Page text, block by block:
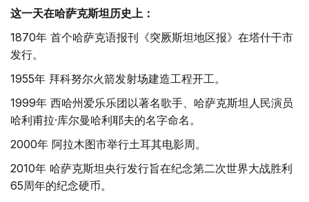
这一天在哈萨克斯坦历史上：
1870年 首个哈萨克语报刊《突厥斯坦地区报》在塔什干市
发行。
1955年 拜科努尔火箭发射场建造工程开工。
1999年 西哈州爱乐乐团以著名歌手、哈萨克斯坦人民演员
哈利甫拉·库尔曼哈利耶夫的名字命名。
2000年 阿拉木图市举行土耳其电影周。
2010年 哈萨克斯坦央行发行旨在纪念第二次世界大战胜利
65周年的纪念硬币。